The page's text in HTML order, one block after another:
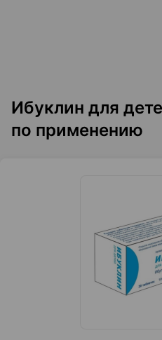
Ибуклин для
по применению